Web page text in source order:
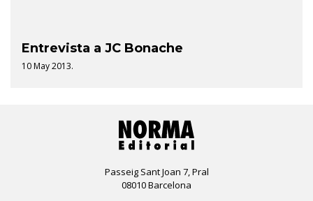
Entrevista a JC Bonache
10 May 2013.
Passeig Sant Joan 7, Pral
08010 Barcelona